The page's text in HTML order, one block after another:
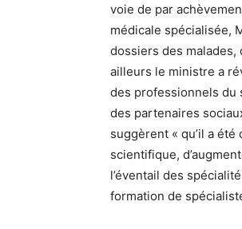
voie de par
médicale spécialisée,
dossiers des malades,
ailleurs le ministre a
des professionnels du
des partenaires
suggèrent « qu’il a
scientifique,
l’éventail des
formation de